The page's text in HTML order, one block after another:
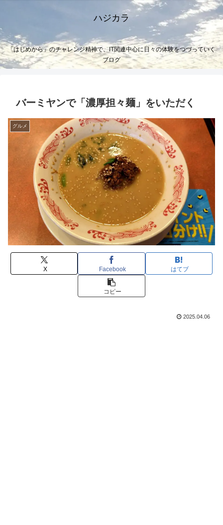
ハジカラ
「はじめから」のチャレンジ精神で、IT関連中心に日々の体験をつづっていく
ブログ
バーミヤンで「濃厚担々麺」をいただく
グルメ
X Facebook はてブ
コピー
2025.04.06